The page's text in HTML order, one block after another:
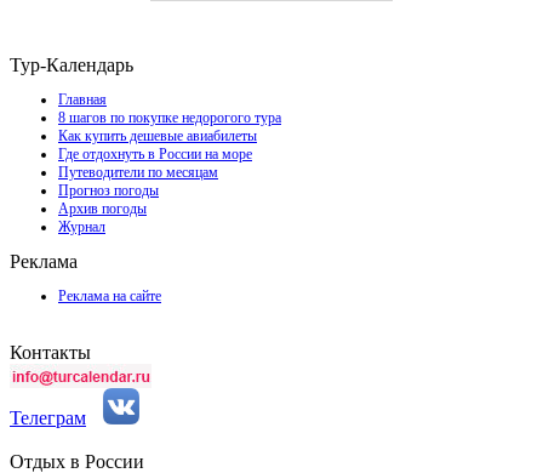
Тур-Календарь
Главная
8 шагов по покупке недорогого тура
Как купить дешевые авиабилеты
Где отдохнуть в России на море
Путеводители по месяцам
Прогноз погоды
Архив погоды
Журнал
Реклама
Реклама на сайте
Контакты
Телеграм
Отдых в России